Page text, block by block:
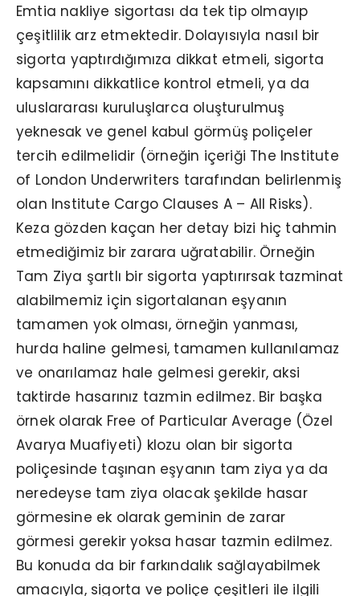
Emtia nakliye sigortası da tek tip olmayıp
çeşitlilik arz etmektedir. Dolayısıyla nasıl bir
sigorta yaptırdığımıza dikkat etmeli, sigorta
kapsamını dikkatlice kontrol etmeli, ya da
uluslararası kuruluşlarca oluşturulmuş
yeknesak ve genel kabul görmüş poliçeler
tercih edilmelidir (örneğin içeriği The Institute
of London Underwriters tarafından belirlenmiş
olan Institute Cargo Clauses A – All Risks).
Keza gözden kaçan her detay bizi hiç tahmin
etmediğimiz bir zarara uğratabilir. Örneğin
Tam Ziya şartlı bir sigorta yaptırırsak tazminat
alabilmemiz için sigortalanan eşyanın
tamamen yok olması, örneğin yanması,
hurda haline gelmesi, tamamen kullanılamaz
ve onarılamaz hale gelmesi gerekir, aksi
taktirde hasarınız tazmin edilmez. Bir başka
örnek olarak Free of Particular Average (Özel
Avarya Muafiyeti) klozu olan bir sigorta
poliçesinde taşınan eşyanın tam ziya ya da
neredeyse tam ziya olacak şekilde hasar
görmesine ek olarak geminin de zarar
görmesi gerekir yoksa hasar tazmin edilmez.
Bu konuda da bir farkındalık sağlayabilmek
amacıyla, sigorta ve poliçe çeşitleri ile ilgili